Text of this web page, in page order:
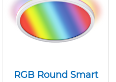
RGB Round Smart